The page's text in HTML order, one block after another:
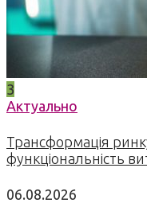
3
Актуально
Трансформація
функціональність
06.08.2026